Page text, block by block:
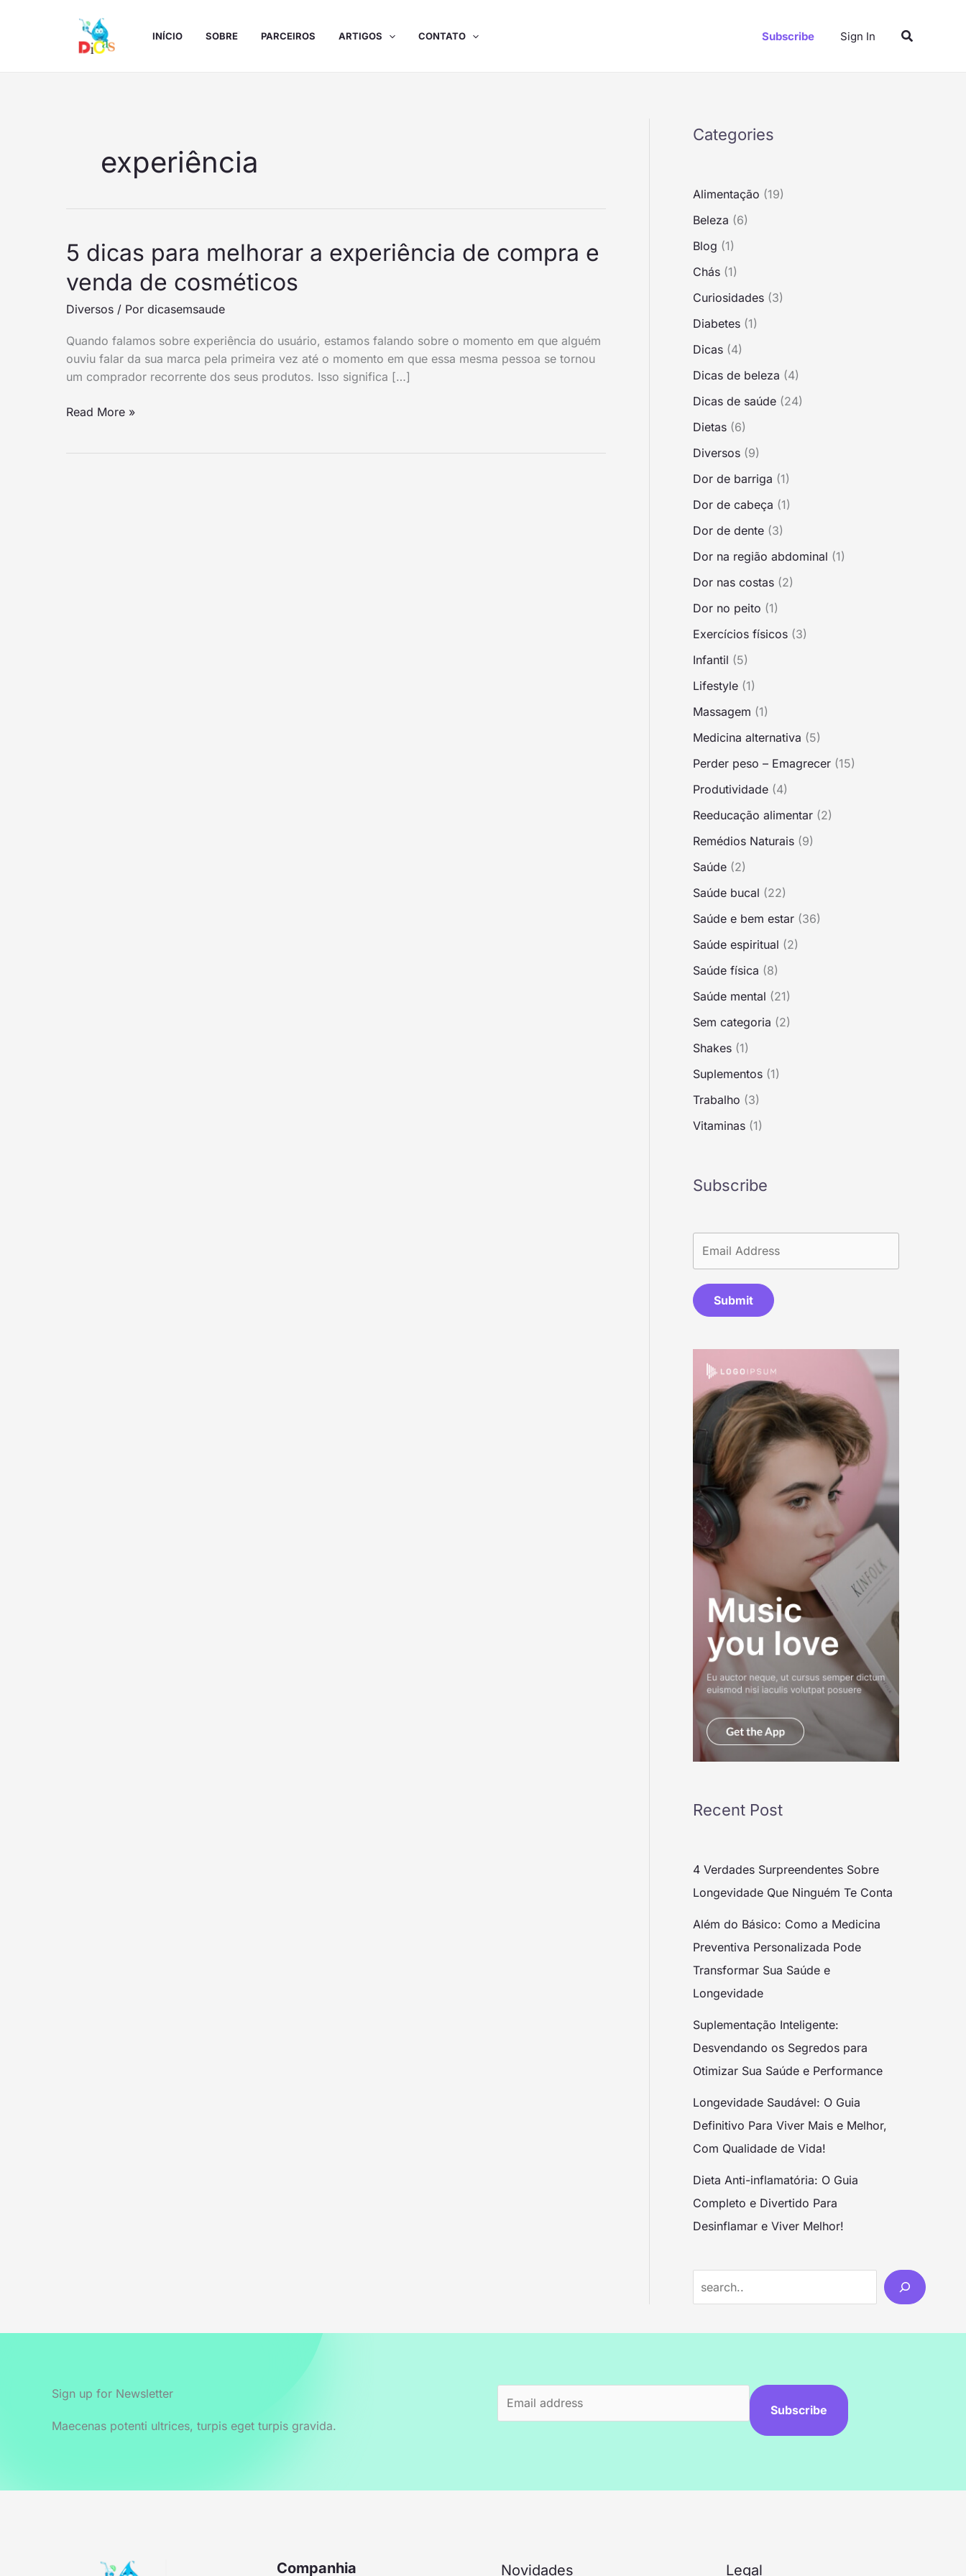
INÍCIO SOBRE PARCEIROS ARTIGOS CONTATO Subscribe Sign In Pesquisar
experiência
5 dicas para melhorar a experiência de compra e
venda de cosméticos
Diversos / Por dicasemsaude
Quando falamos sobre experiência do usuário, estamos falando sobre o momento em que alguém
ouviu falar da sua marca pela primeira vez até o momento em que essa mesma pessoa se tornou
um comprador recorrente dos seus produtos. Isso significa […]
5
dicas
para
a
experiência
de
compra
venda
Read More »
Categories
Alimentação (19)
Beleza (6)
Blog (1)
Chás (1)
Curiosidades (3)
Diabetes (1)
Dicas (4)
Dicas de beleza (4)
Dicas de saúde (24)
Dietas (6)
Diversos (9)
Dor de barriga (1)
Dor de cabeça (1)
Dor de dente (3)
Dor na região abdominal (1)
Dor nas costas (2)
Dor no peito (1)
Exercícios físicos (3)
Infantil (5)
Lifestyle (1)
Massagem (1)
Medicina alternativa (5)
Perder peso – Emagrecer (15)
Produtividade (4)
Reeducação alimentar (2)
Remédios Naturais (9)
Saúde (2)
Saúde bucal (22)
Saúde e bem estar (36)
Saúde espiritual (2)
Saúde física (8)
Saúde mental (21)
Sem categoria (2)
Shakes (1)
Suplementos (1)
Trabalho (3)
Vitaminas (1)
Subscribe
Submit
Recent Post
4 Verdades Surpreendentes Sobre
Longevidade Que Ninguém Te Conta
Além do Básico: Como a Medicina
Preventiva Personalizada Pode
Transformar Sua Saúde e
Longevidade
Suplementação Inteligente:
Desvendando os Segredos para
Otimizar Sua Saúde e Performance
Longevidade Saudável: O Guia
Definitivo Para Viver Mais e Melhor,
Com Qualidade de Vida!
Dieta Anti-inflamatória: O Guia
Completo e Divertido Para
Desinflamar e Viver Melhor!
h
Sign up for Newsletter
Maecenas potenti ultrices, turpis eget turpis gravida.
Subscribe
Companhia Novidades Legal